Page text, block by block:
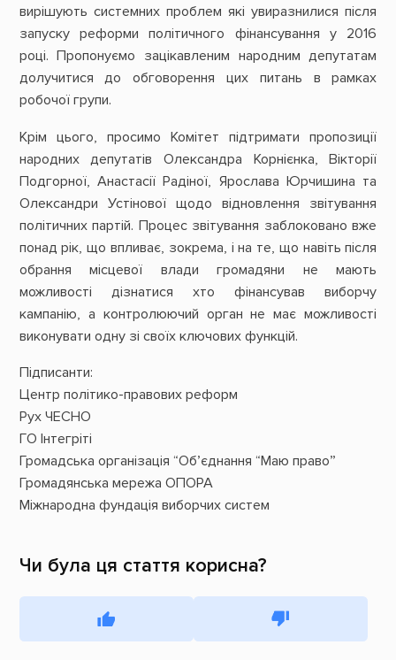
вирішують системних проблем які увиразнилися після
запуску реформи політичного фінансування у 2016
році. Пропонуємо зацікавленим народним депутатам
долучитися до обговорення цих питань в рамках
робочої групи.
Крім цього, просимо Комітет підтримати пропозиції
народних депутатів Олександра Корнієнка, Вікторії
Подгорної, Анастасії Радіної, Ярослава Юрчишина та
Олександри Устінової щодо відновлення звітування
політичних партій. Процес звітування заблоковано вже
понад рік, що впливає, зокрема, і на те, що навіть після
обрання місцевої влади громадяни не мають
можливості дізнатися хто фінансував виборчу
кампанію, а контролюючий орган не має можливості
виконувати одну зі своїх ключових функцій.
Підписанти:
Центр політико-правових реформ
Рух ЧЕСНО
ГО Інтегріті
Громадська організація “Об’єднання “Маю право”
Громадянська мережа ОПОРА
Міжнародна фундація виборчих систем
Чи була ця стаття корисна?